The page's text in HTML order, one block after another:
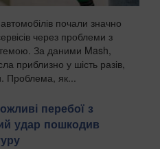
почали значно
через проблеми з
За даними Mash,
приблизно у шість разів,
Проблема, як...
перебої з
удар пошкодив